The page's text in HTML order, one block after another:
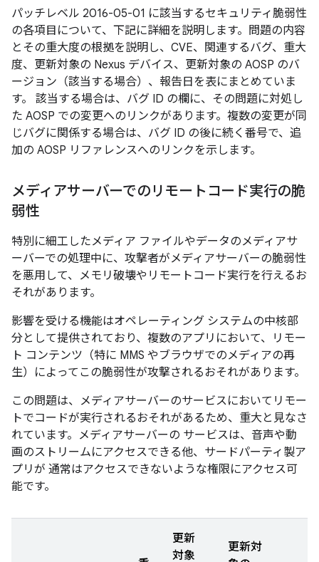
パッチレベル 2016-05-01 に該当するセキュリティ脆弱性
の各項目について、下記に詳細を説明します。問題の内容
とその重大度の根拠を説明し、CVE、関連するバグ、重大
度、更新対象の Nexus デバイス、更新対象の AOSP のバ
ージョン（該当する場合）、報告日を表にまとめていま
す。 該当する場合は、バグ ID の欄に、その問題に対処し
た AOSP での変更へのリンクがあります。複数の変更が同
じバグに関係する場合は、バグ ID の後に続く番号で、追
加の AOSP リファレンスへのリンクを示します。
メディアサーバーでのリモートコード実行の脆
弱性
特別に細工したメディア ファイルやデータのメディアサ
ーバーでの処理中に、攻撃者がメディアサーバーの脆弱性
を悪用して、メモリ破壊やリモートコード実行を行えるお
それがあります。
影響を受ける機能はオペレーティング システムの中核部
分として提供されており、複数のアプリにおいて、リモー
ト コンテンツ（特に MMS やブラウザでのメディアの再
生）によってこの脆弱性が攻撃されるおそれがあります。
この問題は、メディアサーバーのサービスにおいてリモー
トでコードが実行されるおそれがあるため、重大と見なさ
れています。メディアサーバーの サービスは、音声や動
画のストリームにアクセスできる他、サードパーティ製ア
プリが 通常はアクセスできないような権限にアクセス可
能です。
更新
対象
更新対